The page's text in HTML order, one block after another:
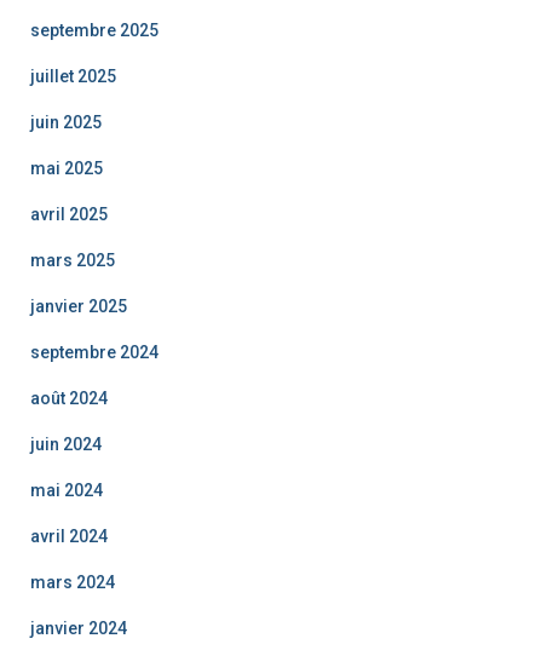
septembre 2025
juillet 2025
juin 2025
mai 2025
avril 2025
mars 2025
janvier 2025
septembre 2024
août 2024
juin 2024
mai 2024
avril 2024
mars 2024
janvier 2024